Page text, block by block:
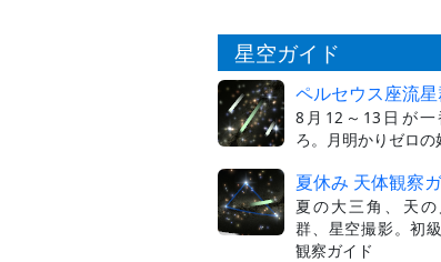
星空ガイド
ペルセウス座流
8月12～13日が一
ろ。月明かりゼロの
夏休み 天体観察
夏の大三角、天
群、星空撮影。初
観察ガイド